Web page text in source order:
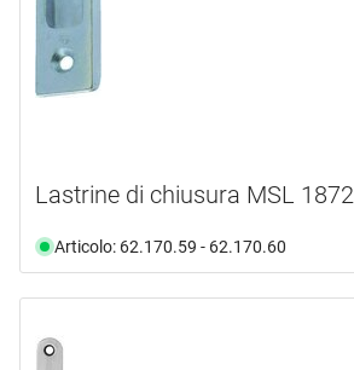
Lastrine di chiusura MSL 1872
Articolo: 62.170.59 - 62.170.60